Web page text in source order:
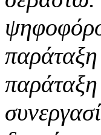
παράταξη